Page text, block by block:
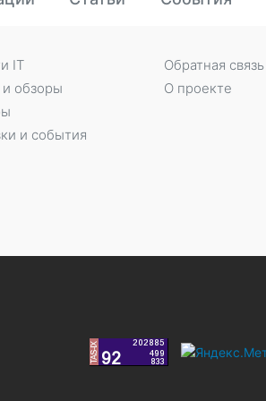
IT
и обзоры
и события
Обратная связь
О проекте